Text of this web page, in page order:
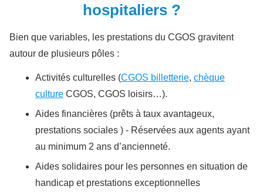
hospitaliers ?
Bien que variables, les prestations du CGOS gravitent
autour de plusieurs pôles :
Activités culturelles (CGOS billetterie, chèque
culture CGOS, CGOS loisirs…).
Aides financières (prêts à taux avantageux,
prestations sociales ) - Réservées aux agents ayant
au minimum 2 ans d’ancienneté.
Aides solidaires pour les personnes en situation de
handicap et prestations exceptionnelles